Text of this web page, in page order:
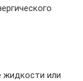
жидкости или